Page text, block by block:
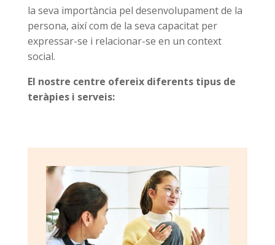
la seva importància pel desenvolupament de la
persona, així com de la seva capacitat per
expressar-se i relacionar-se en un context
social.
El nostre centre ofereix diferents tipus de
teràpies i serveis: